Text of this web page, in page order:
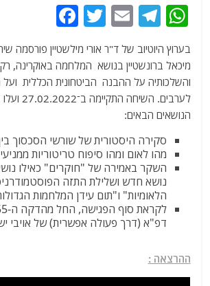
W
at
s
A
p
p
T
el
e
g
ra
m
E
ai
l
T
w
itt
er
c
e
b
o
k
בערוץ היוטיוב של ד"ר אורי מילשטיין פורסמה
מיכאל ברונשטיין בנושא המלחמה באוקרינה,
והשלכותיה על ההבנה הביטחונית הכללית ועל
לערבים.
הנושאים הבאים:
סקירה היסטורית של שורשי הסכסוך
מהו לאום ומהו סיפוח טריטוריות
השקר באמירה של "חוקרים" כאילו
נושא חדש ושלילת התזה
הלאומיות" ו"תום עידן המלחמות
דפ"א (דרך פעולה אפשרית) של אויבי
ההרצאה :